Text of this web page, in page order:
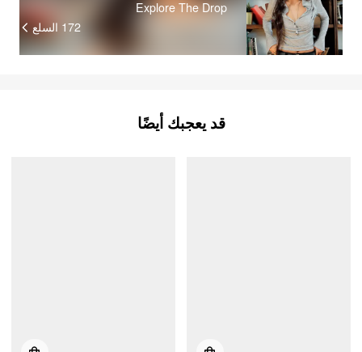
Explore The Drop
172 السلع
قد يعجبك أيضًا